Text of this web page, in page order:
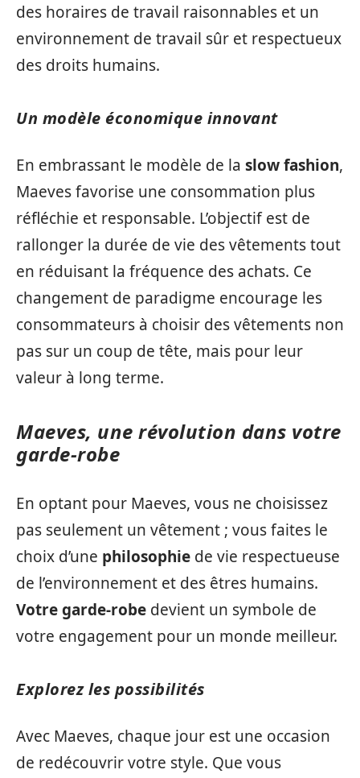
des horaires de travail raisonnables et un
environnement de travail sûr et respectueux
des droits humains.
Un modèle économique innovant
En embrassant le modèle de la slow fashion,
Maeves favorise une consommation plus
réfléchie et responsable. L’objectif est de
rallonger la durée de vie des vêtements tout
en réduisant la fréquence des achats. Ce
changement de paradigme encourage les
consommateurs à choisir des vêtements non
pas sur un coup de tête, mais pour leur
valeur à long terme.
Maeves, une révolution dans votre
garde-robe
En optant pour Maeves, vous ne choisissez
pas seulement un vêtement ; vous faites le
choix d’une philosophie de vie respectueuse
de l’environnement et des êtres humains.
Votre garde-robe devient un symbole de
votre engagement pour un monde meilleur.
Explorez les possibilités
Avec Maeves, chaque jour est une occasion
de redécouvrir votre style. Que vous